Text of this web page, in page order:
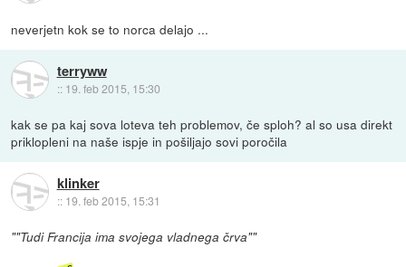
neverjetn kok se to norca delajo ...
terryww
:: 19. feb 2015, 15:30
kak se pa kaj sova loteva teh problemov, če sploh? al so usa direkt
priklopleni na naše ispje in pošiljajo sovi poročila
klinker
:: 19. feb 2015, 15:31
""Tudi Francija ima svojega vladnega črva""